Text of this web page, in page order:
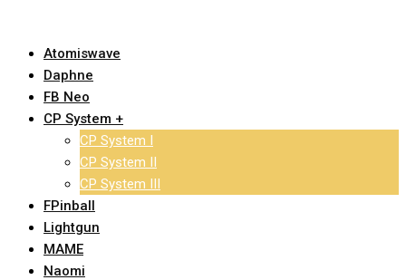
contentAtomiswave
Daphne
FB Neo
CP System +
CP System I
CP System II
CP System III
FPinball
Lightgun
MAME
Naomi